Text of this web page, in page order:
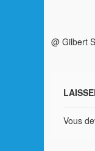
@ Gilbert
Vous